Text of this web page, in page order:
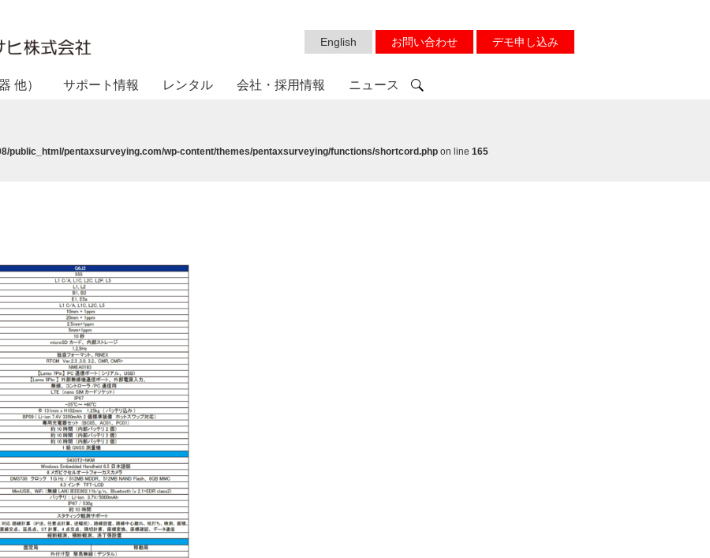
English お問い合わせ デモ申し込み
他） サポート情報 レンタル 会社・採用情報 ニュース
public_html/pentaxsurveying.com/wp-content/themes/pentaxsurveying/functions/shortcord.php on line 165